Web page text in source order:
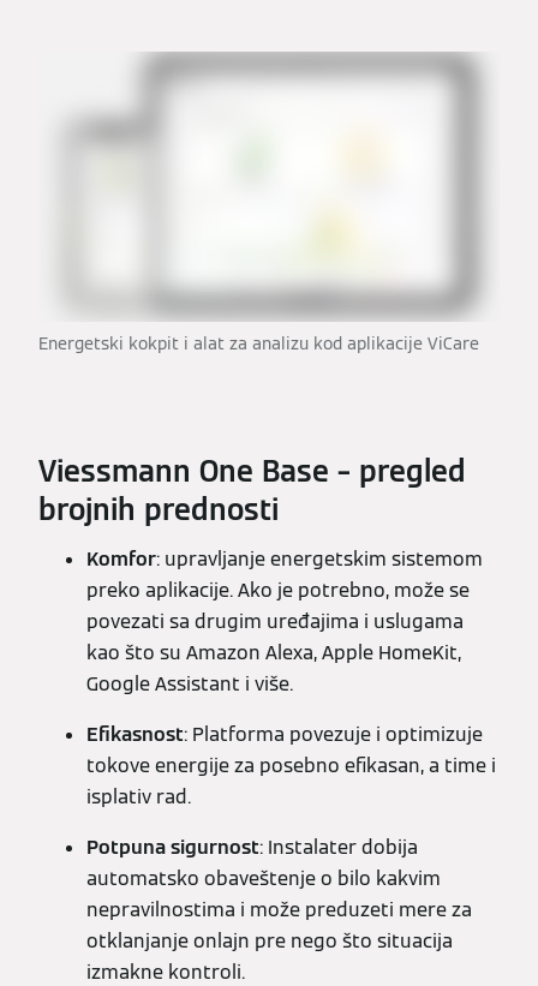
Energetski kokpit i alat za analizu kod aplikacije ViCare
Viessmann One Base – pregled
brojnih prednosti
Komfor: upravljanje energetskim sistemom
preko aplikacije. Ako je potrebno, može se
povezati sa drugim uređajima i uslugama
kao što su Amazon Alexa, Apple HomeKit,
Google Assistant i više.
Efikasnost: Platforma povezuje i optimizuje
tokove energije za posebno efikasan, a time i
isplativ rad.
Potpuna sigurnost: Instalater dobija
automatsko obaveštenje o bilo kakvim
nepravilnostima i može preduzeti mere za
otklanjanje onlajn pre nego što situacija
izmakne kontroli.